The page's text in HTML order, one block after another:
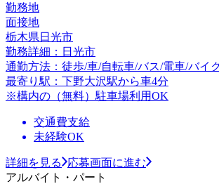
勤務地
面接地
栃木県日光市
勤務詳細：日光市
通勤方法：徒歩/車/自転車/バス/電車/バイ
最寄り駅：下野大沢駅から車4分
※構内の（無料）駐車場利用OK
交通費支給
未経験OK
詳細を見る
応募画面に進む
アルバイト・パート